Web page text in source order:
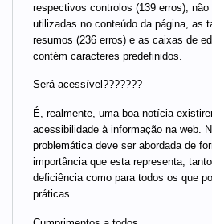
respectivos controlos (139 erros),
utilizadas no conteúdo da página, as
resumos (236 erros) e as caixas de
contém caracteres predefinidos.
Será acessível???????
É, realmente, uma boa notícia
acessibilidade à informação na web.
problemática deve ser abordada de
importância que esta representa,
deficiência como para todos os que
práticas.